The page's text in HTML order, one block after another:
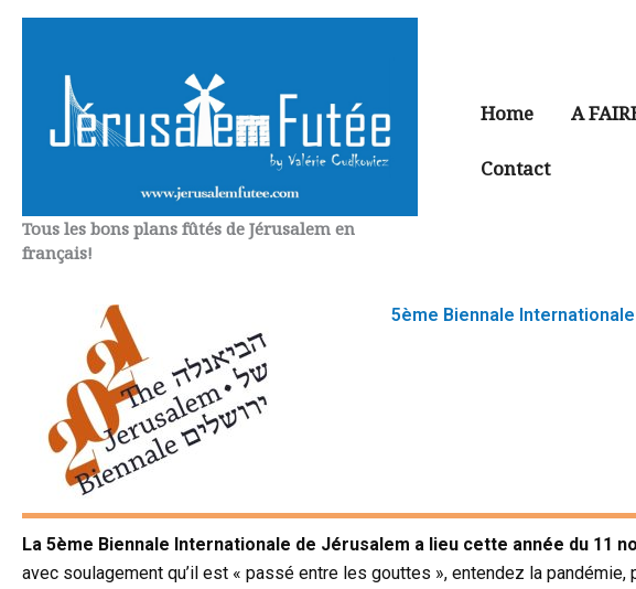
Aller
contenu
Tous les bons plans fûtés de Jérusalem en
français!
Home A
Contact
5ème Biennale
La 5ème Biennale Internationale de Jérusalem a lieu cette année du 11
avec soulagement qu’il est « passé entre les gouttes », entendez la